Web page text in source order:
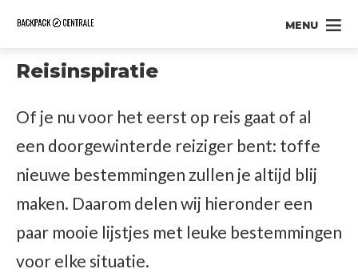
MENU
Reisinspiratie
Of je nu voor het eerst op reis gaat of al
een doorgewinterde reiziger bent: toffe
nieuwe bestemmingen zullen je altijd blij
maken. Daarom delen wij hieronder een
paar mooie lijstjes met leuke bestemmingen
voor elke situatie.